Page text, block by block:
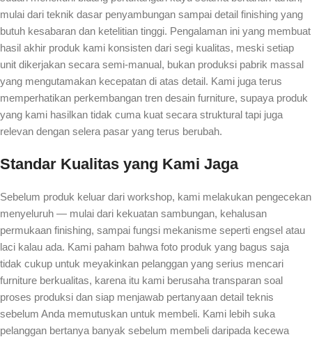
mulai dari teknik dasar penyambungan sampai detail finishing yang
butuh kesabaran dan ketelitian tinggi. Pengalaman ini yang membuat
hasil akhir produk kami konsisten dari segi kualitas, meski setiap
unit dikerjakan secara semi-manual, bukan produksi pabrik massal
yang mengutamakan kecepatan di atas detail. Kami juga terus
memperhatikan perkembangan tren desain furniture, supaya produk
yang kami hasilkan tidak cuma kuat secara struktural tapi juga
relevan dengan selera pasar yang terus berubah.
Standar Kualitas yang Kami Jaga
Sebelum produk keluar dari workshop, kami melakukan pengecekan
menyeluruh — mulai dari kekuatan sambungan, kehalusan
permukaan finishing, sampai fungsi mekanisme seperti engsel atau
laci kalau ada. Kami paham bahwa foto produk yang bagus saja
tidak cukup untuk meyakinkan pelanggan yang serius mencari
furniture berkualitas, karena itu kami berusaha transparan soal
proses produksi dan siap menjawab pertanyaan detail teknis
sebelum Anda memutuskan untuk membeli. Kami lebih suka
pelanggan bertanya banyak sebelum membeli daripada kecewa